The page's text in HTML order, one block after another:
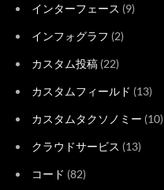
インターフェース (9)
インフォグラフ (2)
カスタム投稿 (22)
カスタムフィールド (13)
カスタムタクソノミー (10)
クラウドサービス (13)
コード (82)